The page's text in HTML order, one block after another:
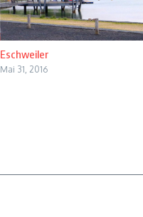
Eschweiler
Mai 31, 2016